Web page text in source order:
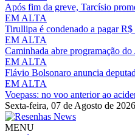
Após fim da greve, Tarcísio
EM ALTA
Tirullipa é condenado a pagar
EM ALTA
Caminhada abre programação
EM ALTA
Flávio Bolsonaro anuncia
EM ALTA
Voepass: no voo anterior ao
Sexta-feira, 07 de Agosto de 2026
MENU